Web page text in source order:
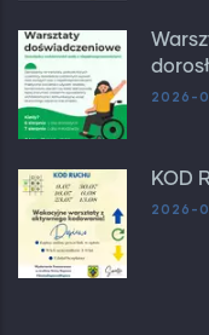
2026-
KOD
2026-